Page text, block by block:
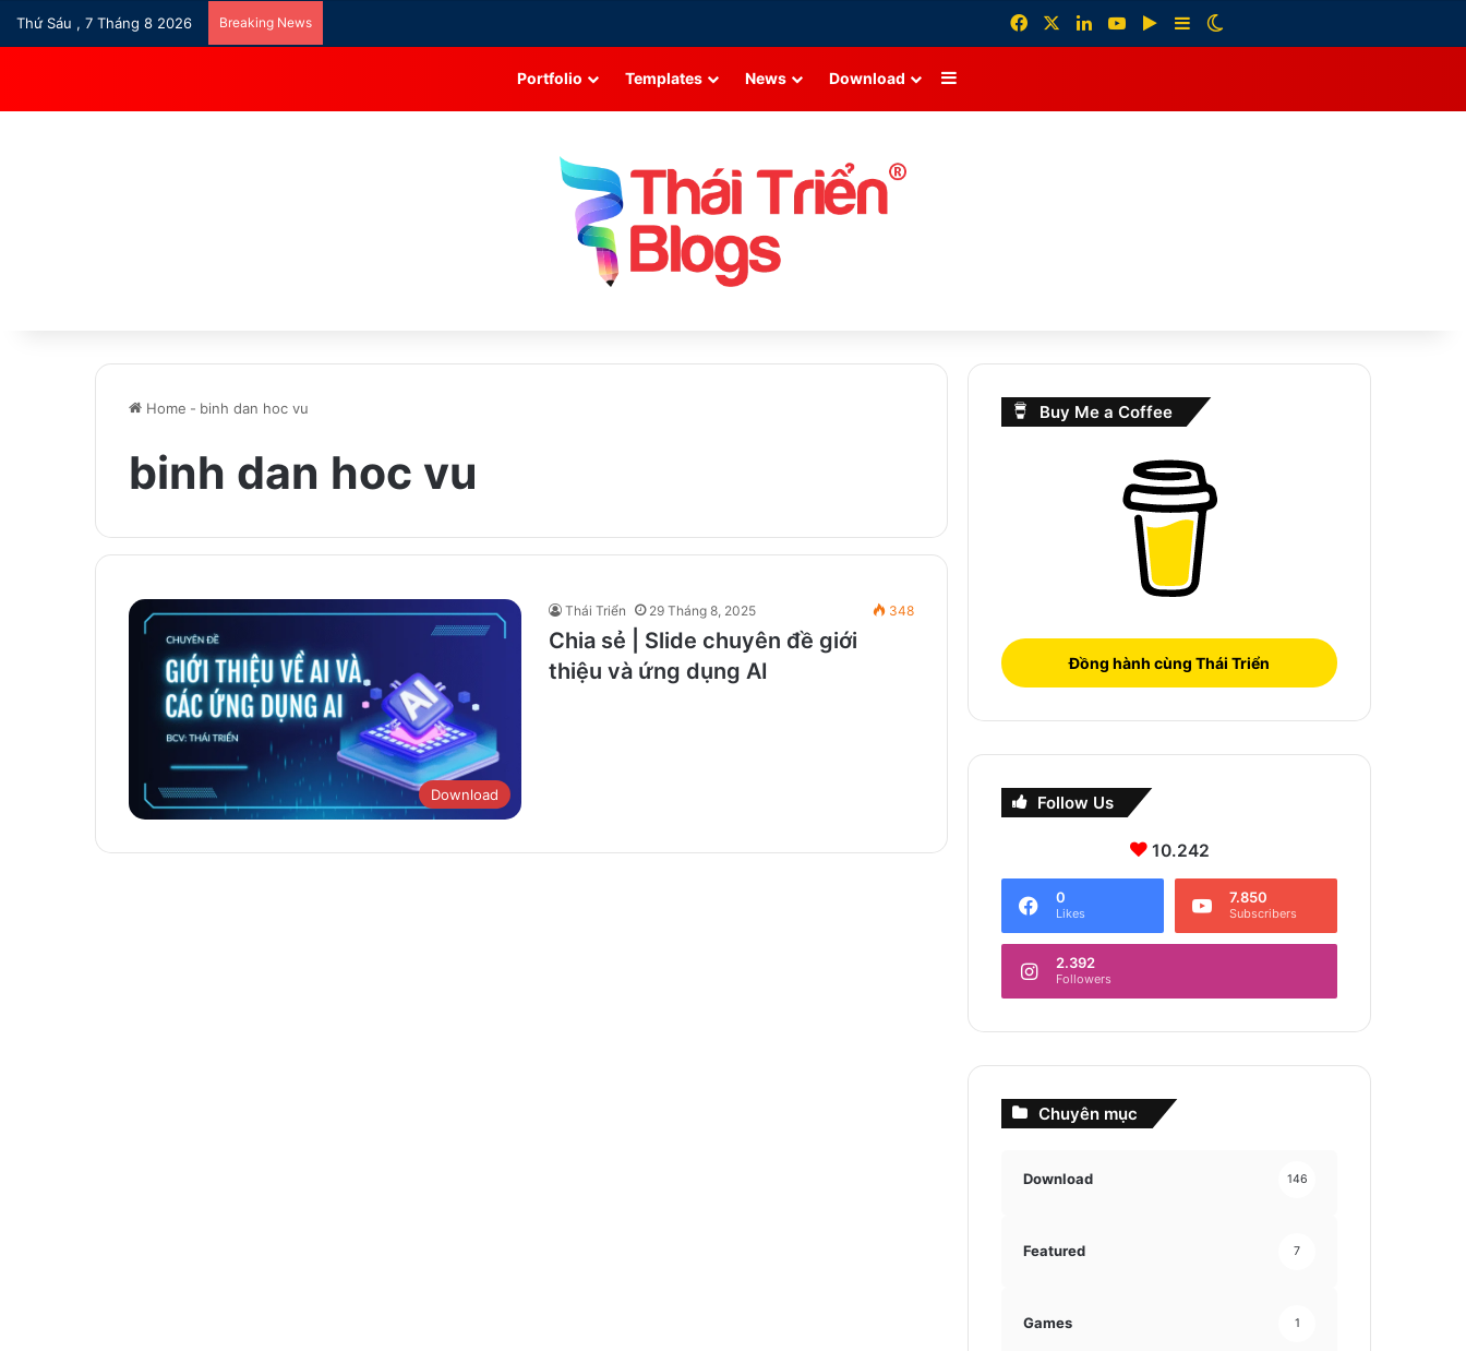
Thứ Sáu , 7 Tháng 8 2026 Breaking News FacebookLinkedInYouTubeGoogle Play
Sidebar
Portfolio Templates News Download Sidebar
Home - binh dan hoc vu
binh dan hoc vu
Download
Thái Triển 29 Tháng 8, 2025 348
Chia sẻ | Slide chuyên đề giới
thiệu và ứng dụng AI
Buy Me a Coffee
Đồng hành cùng Thái Triển
Follow Us
10.242
0
Likes
7.850
Subscribers
2.392
Followers
Chuyên mục
Download 146
Featured 7
Games 1